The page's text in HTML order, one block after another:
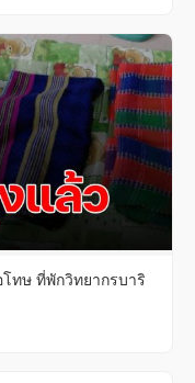
ทษ ที่พักวิทยากรบาริ